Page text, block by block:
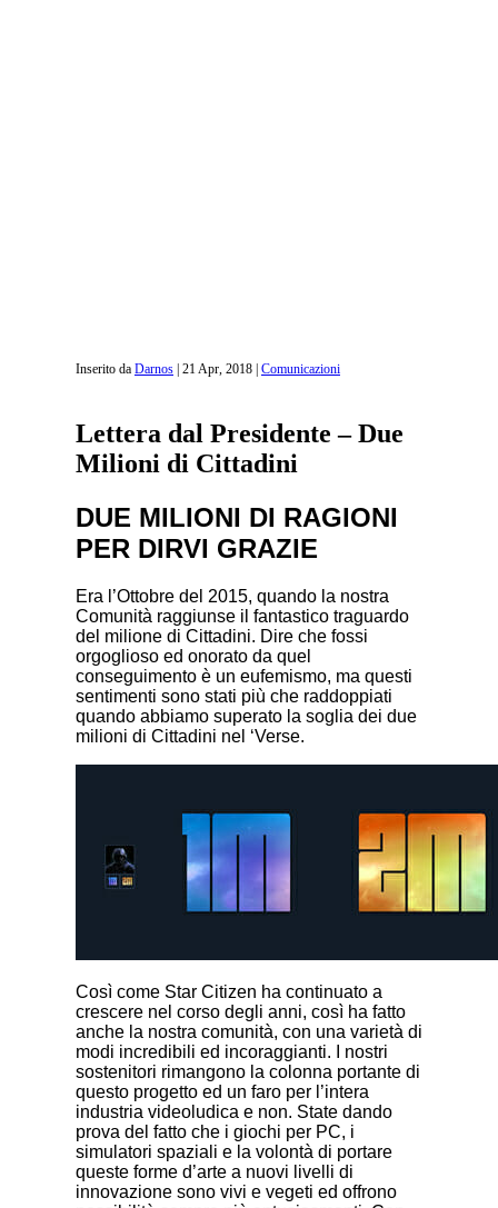
Inserito da Darnos 21 Apr, 2018 Comunicazioni
Lettera dal Presidente – Due
Milioni di Cittadini
DUE MILIONI DI RAGIONI
PER DIRVI GRAZIE
Era l’Ottobre del 2015, quando la nostra
Comunità raggiunse il fantastico traguardo
del milione di Cittadini. Dire che fossi
orgoglioso ed onorato da quel
conseguimento è un eufemismo, ma questi
sentimenti sono stati più che raddoppiati
quando abbiamo superato la soglia dei due
milioni di Cittadini nel ‘Verse.
Così come Star Citizen ha continuato a
crescere nel corso degli anni, così ha fatto
anche la nostra comunità, con una varietà di
modi incredibili ed incoraggianti. I nostri
sostenitori rimangono la colonna portante di
questo progetto ed un faro per l’intera
industria videoludica e non. State dando
prova del fatto che i giochi per PC, i
simulatori spaziali e la volontà di portare
queste forme d’arte a nuovi livelli di
innovazione sono vivi e vegeti ed offrono